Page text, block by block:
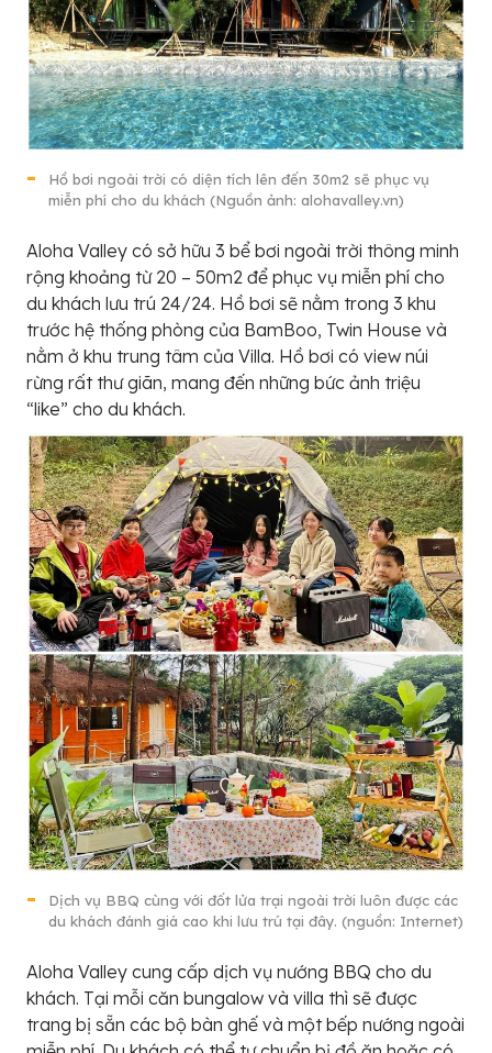
Hồ bơi ngoài trời có diện tích lên đến 30m2 sẽ phục vụ
miễn phí cho du khách (Nguồn ảnh: alohavalley.vn)
Aloha Valley có sở hữu 3 bể bơi ngoài trời thông minh
rộng khoảng từ 20 – 50m2 để phục vụ miễn phí cho
du khách lưu trú 24/24. Hồ bơi sẽ nằm trong 3 khu
trước hệ thống phòng của BamBoo, Twin House và
nằm ở khu trung tâm của Villa. Hồ bơi có view núi
rừng rất thư giãn, mang đến những bức ảnh triệu
“like” cho du khách.
Dịch vụ BBQ cùng với đốt lửa trại ngoài trời luôn được các
du khách đánh giá cao khi lưu trú tại đây. (nguồn: Internet)
Aloha Valley cung cấp dịch vụ nướng BBQ cho du
khách. Tại mỗi căn bungalow và villa thì sẽ được
trang bị sẵn các bộ bàn ghế và một bếp nướng ngoài